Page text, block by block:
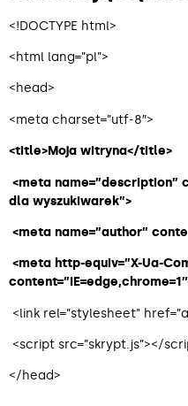
<!DOCTYPE html>
<html lang=”pl”>
<head>
<meta charset=”utf-8″>
<title>Moja witryna</title>
<meta name=”description”
dla wyszukiwarek”>
<meta name=”author”
<meta http-equiv=”X-Ua-
<link rel=”stylesheet”
<script src=”skrypt.js”></
</head>